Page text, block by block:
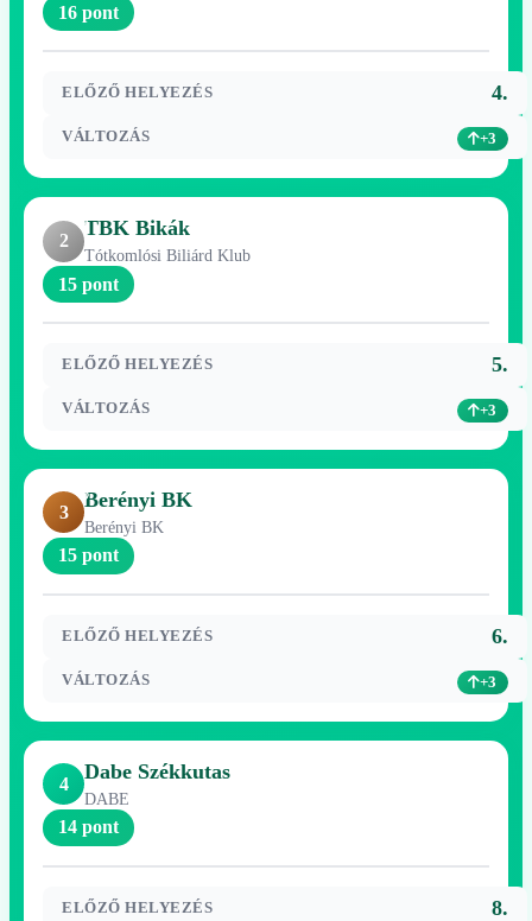
16 pont
ELŐZŐ HELYEZÉS 4.
VÁLTOZÁS +3
2
TBK Bikák
Tótkomlósi Biliárd Klub
15 pont
ELŐZŐ HELYEZÉS 5.
VÁLTOZÁS +3
3
Berényi BK
Berényi BK
15 pont
ELŐZŐ HELYEZÉS 6.
VÁLTOZÁS +3
4
Dabe Székkutas
DABE
14 pont
ELŐZŐ HELYEZÉS 8.